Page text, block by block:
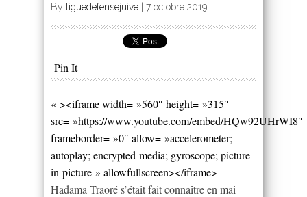
By liguedefensejuive | 7 octobre 2019
Pin It
« ><iframe width= »560″ height= »315″
src= »https://www.youtube.com/embed/HQw92UHrWI8″
frameborder= »0″ allow= »accelerometer;
autoplay; encrypted-media; gyroscope; picture-
in-picture » allowfullscreen></iframe>
Hadama Traoré s’était fait connaître en mai